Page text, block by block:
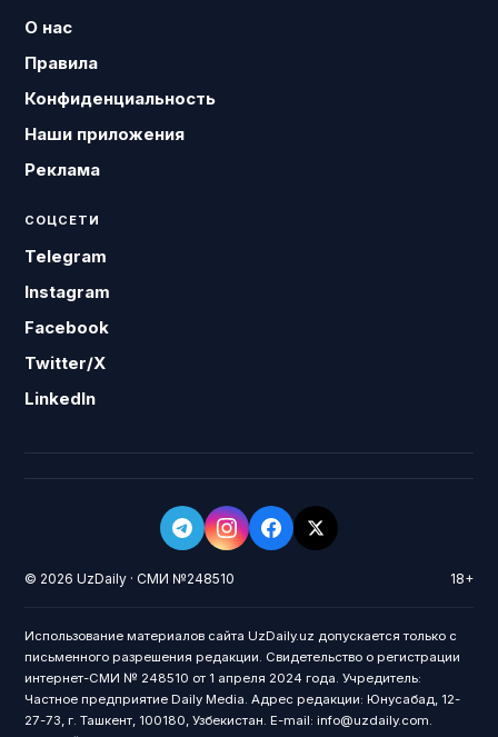
О нас
Правила
Конфиденциальность
Наши приложения
Реклама
СОЦСЕТИ
Telegram
Instagram
Facebook
Twitter/X
LinkedIn
© 2026 UzDaily · СМИ №248510 18+
Использование материалов сайта UzDaily.uz допускается только с
письменного разрешения редакции. Свидетельство о регистрации
интернет-СМИ № 248510 от 1 апреля 2024 года. Учредитель:
Частное предприятие Daily Media. Адрес редакции: Юнусабад, 12-
27-73, г. Ташкент, 100180, Узбекистан. E-mail: info@uzdaily.com.